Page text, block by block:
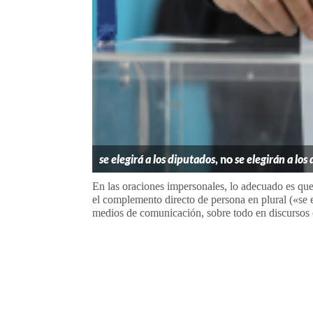
se elegirá a los diputados, nose elegirán a los
En las oraciones impersonales, lo adecuado es
el complemento directo de persona en plural
medios de comunicación, sobre todo en discursos